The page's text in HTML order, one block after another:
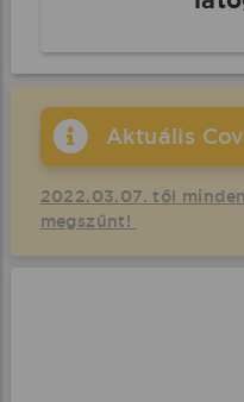
Aktuális
2022.03.07. től
megszűnt!